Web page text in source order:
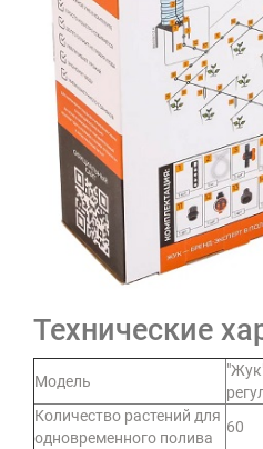
Технические
Модель
Количество растений для
одновременного полива
60